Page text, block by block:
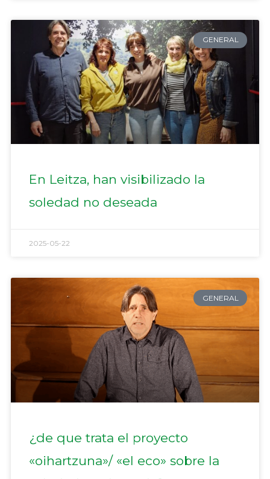
GENERAL
En Leitza, han visibilizado la
soledad no deseada
2025-05-22
GENERAL
¿de que trata el proyecto
«oihartzuna»/ «el eco» sobre la